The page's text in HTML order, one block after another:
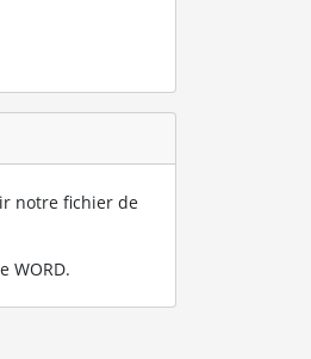
notre fichier de
WORD.